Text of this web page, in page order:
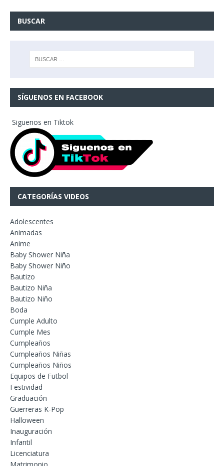
BUSCAR
SÍGUENOS EN FACEBOOK
Siguenos en Tiktok
CATEGORÍAS VIDEOS
Adolescentes
Animadas
Anime
Baby Shower Niña
Baby Shower Niño
Bautizo
Bautizo Niña
Bautizo Niño
Boda
Cumple Adulto
Cumple Mes
Cumpleaños
Cumpleaños Niñas
Cumpleaños Niños
Equipos de Futbol
Festividad
Graduación
Guerreras K-Pop
Halloween
Inauguración
Infantil
Licenciatura